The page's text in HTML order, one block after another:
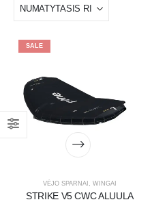
SALE
VĖJO SPARNAI WINGAI
STRIKE V5 CWC ALUULA